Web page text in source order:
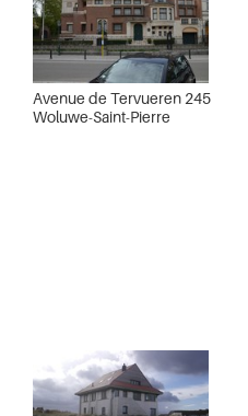
Avenue de Tervueren 245
Woluwe-Saint-Pierre